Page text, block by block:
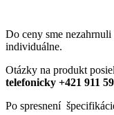
Do ceny sme
individuálne.
Otázky na produkt
telefonicky +421 911
Po spresnení